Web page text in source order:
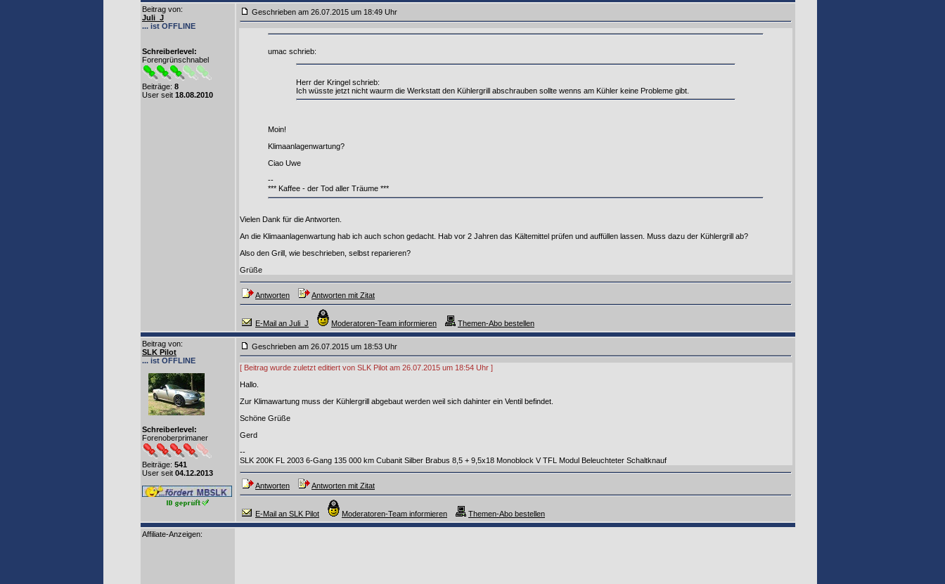
Beitrag von:
Juli_J
... ist OFFLINE
Schreiberlevel:
Forengrünschnabel
Beiträge: 8
User seit 18.08.2010
Geschrieben am 26.07.2015 um 18:49 Uhr
umac schrieb:
Herr der Kringel schrieb:
Ich wüsste jetzt nicht waurm die Werkstatt den Kühlergrill abschrauben sollte wenns am Kühler keine Probleme gibt.
Moin!
Klimaanlagenwartung?
Ciao Uwe
--
*** Kaffee - der Tod aller Träume ***
Vielen Dank für die Antworten.
An die Klimaanlagenwartung hab ich auch schon gedacht. Hab vor 2 Jahren das Kältemittel prüfen und auffüllen lassen. Muss dazu der Kühlergrill ab?
Also den Grill, wie beschrieben, selbst reparieren?
Grüße
Antworten Antworten mit Zitat
E-Mail an Juli_J Moderatoren-Team informieren Themen-Abo bestellen
Beitrag von:
SLK Pilot
... ist OFFLINE
Schreiberlevel:
Forenoberprimaner
Beiträge: 541
User seit 04.12.2013
Geschrieben am 26.07.2015 um 18:53 Uhr
[ Beitrag wurde zuletzt editiert von SLK Pilot am 26.07.2015 um 18:54 Uhr ]
Hallo.
Zur Klimawartung muss der Kühlergrill abgebaut werden weil sich dahinter ein Ventil befindet.
Schöne Grüße
Gerd
--
SLK 200K FL 2003 6-Gang 135 000 km Cubanit Silber Brabus 8,5 + 9,5x18 Monoblock V TFL Modul Beleuchteter Schaltknauf
Antworten Antworten mit Zitat
E-Mail an SLK Pilot Moderatoren-Team informieren Themen-Abo bestellen
Affiliate-Anzeigen: